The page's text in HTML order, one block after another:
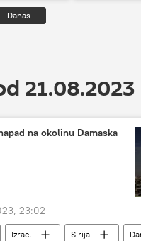
Danas
21.08.2023
na okolinu Damaska
23:02
Izrael Sirija